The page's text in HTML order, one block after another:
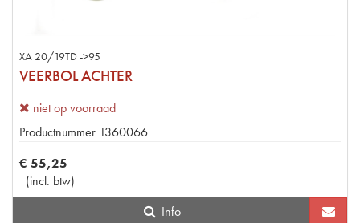
XA 20/19TD ->95
VEERBOL ACHTER
niet op voorraad
Productnummer 1360066
€ 55,25
(incl. btw)
Info